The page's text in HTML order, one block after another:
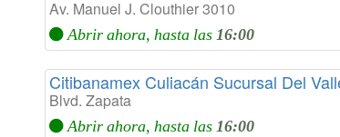
Av. Manuel J. Clouthier 3010
Abrir ahora, hasta las 16:00
Citibanamex Culiacán Sucursal Del
Blvd. Zapata
Abrir ahora, hasta las 16:00